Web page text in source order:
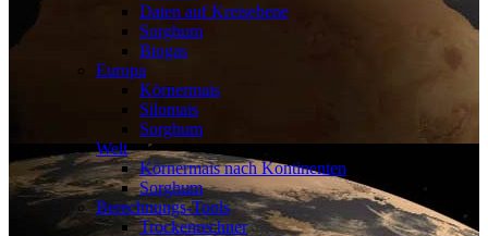
Daten auf Kreisebene
Sorghum
Biogas
Europa
Körnermais
Silomais
Sorghum
Welt
Körnermais nach Kontinenten
Sorghum
Berechnungs-Tools
Trockenrechner